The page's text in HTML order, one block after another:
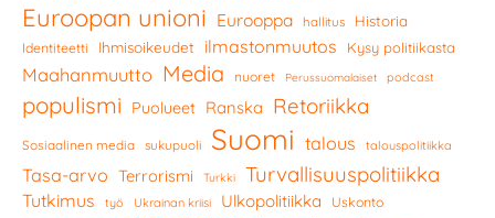
Euroopan unioni Eurooppa hallitus Historia
Identiteetti Ihmisoikeudet ilmastonmuutos Kysy politiikasta
Maahanmuutto Media nuoret Perussuomalaiset podcast
populismi Puolueet Ranska Retoriikka
Sosiaalinen media sukupuoli Suomi talous talouspolitiikka
Tasa-arvo Terrorismi Turkki Turvallisuuspolitiikka
Tutkimus työ Ukrainan kriisi Ulkopolitiikka Uskonto